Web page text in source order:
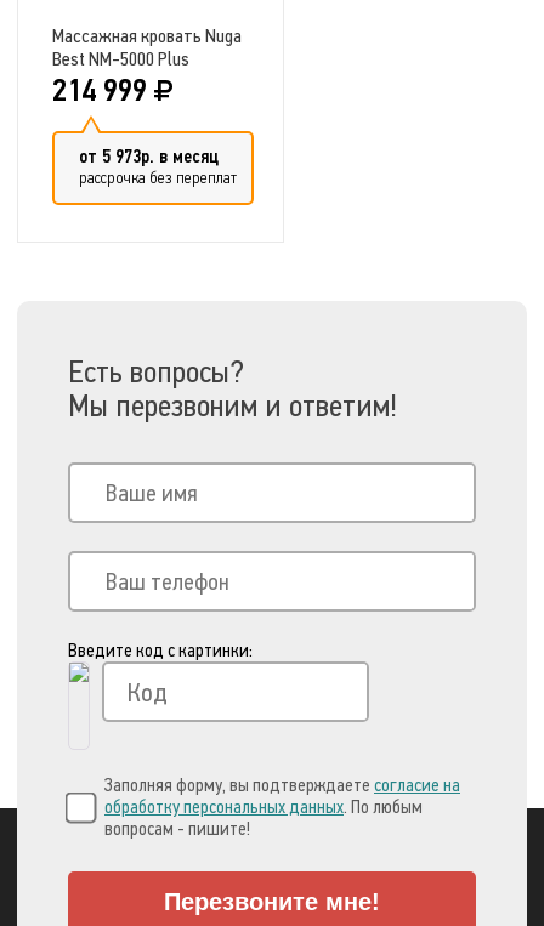
Массажная кровать Nuga
Best NM-5000 Plus
214 999
от 5 973р. в месяц
рассрочка без переплат
Есть вопросы?
Мы перезвоним и ответим!
Введите код с картинки:
Заполняя форму, вы подтверждаете согласие на
обработку персональных данных. По любым
вопросам - пишите!
Перезвоните мне!